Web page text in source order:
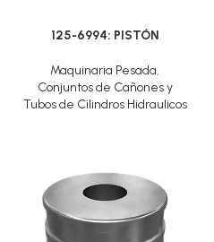
125-6994: PISTÓN
Maquinaria Pesada,
Conjuntos de Cañones y
Tubos de Cilindros Hidraulicos